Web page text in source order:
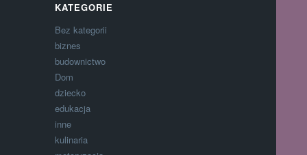
KATEGORIE
Bez kategorii
biznes
budownictwo
Dom
dziecko
edukacja
inne
kulinaria